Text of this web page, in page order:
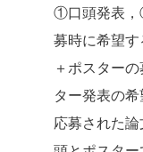
①口頭発表，
募時に希望
＋ポスター
ター発表の
応募された